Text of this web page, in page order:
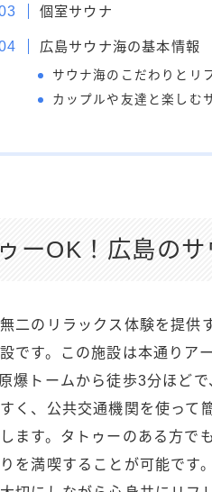
個室サウナ
広島サウナ海の基本情報
サウナ海のこだわりとリ
カップルや友達と楽しむ
ーOK！広島のサ
二のリラックス体験を提供
です。この施設は本通りア
爆トームから徒歩3分ほど
く、公共交通機関を使って
ます。タトゥーのある方で
を満喫することが可能です